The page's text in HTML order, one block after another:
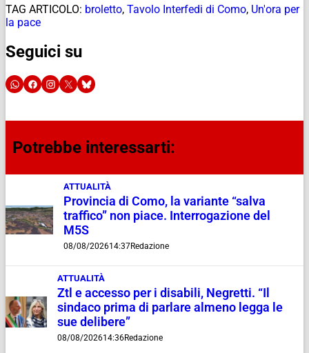
TAG ARTICOLO: broletto, Tavolo Interfedi di Como, Un'ora per
la pace
Seguici su
Potrebbe interessarti:
ATTUALITÀ
Provincia di Como, la variante “salva
traffico” non piace. Interrogazione del
M5S
08/08/202614:37Redazione
ATTUALITÀ
Ztl e accesso per i disabili, Negretti. “Il
sindaco prima di parlare almeno legga le
sue delibere”
08/08/202614:36Redazione